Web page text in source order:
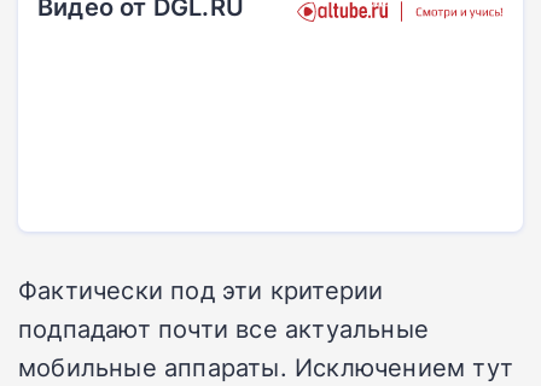
Фактически под эти критерии
подпадают почти все актуальные
мобильные аппараты. Исключением тут